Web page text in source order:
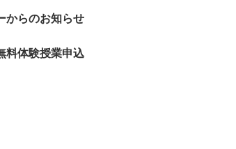
からのお知らせ
料体験授業申込